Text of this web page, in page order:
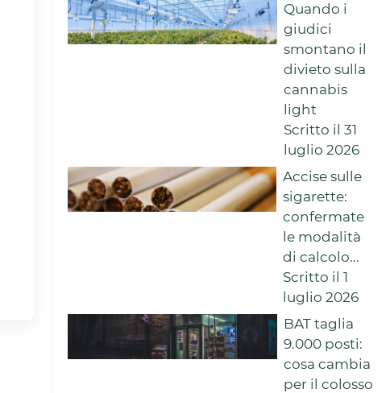
Quando i
giudici
smontano il
divieto sulla
cannabis
light
Scritto il 31
luglio 2026
Accise sulle
sigarette:
confermate
le modalità
di calcolo...
Scritto il 1
luglio 2026
BAT taglia
9.000 posti:
cosa cambia
per il colosso